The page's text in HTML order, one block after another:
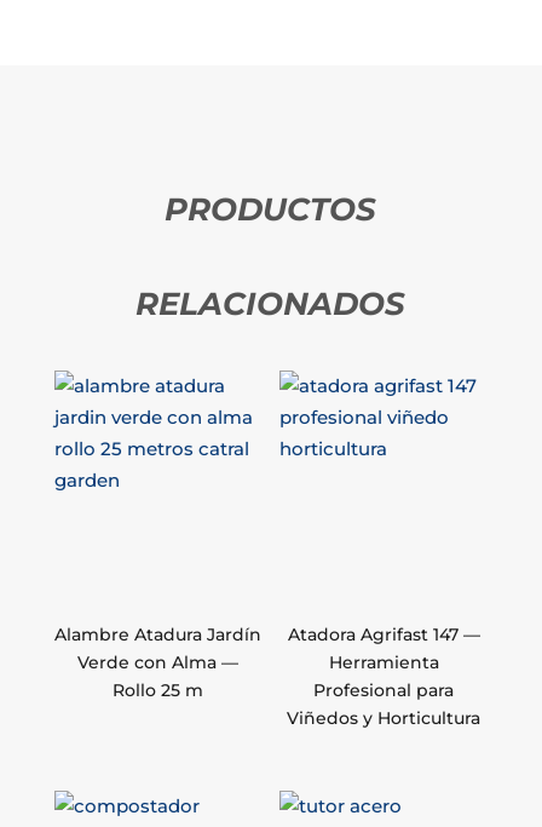
PRODUCTOS
RELACIONADOS
Alambre Atadura Jardín
Verde con Alma —
Rollo 25 m
Atadora Agrifast 147 —
Herramienta
Profesional para
Viñedos y Horticultura